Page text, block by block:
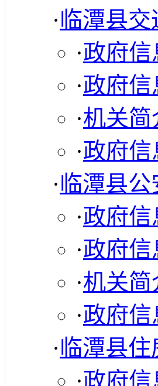
·临潭县交
·政府
·政府
·机关简
·政府
·临潭县公
·政府
·政府
·机关简
·政府
·临潭县
·政府